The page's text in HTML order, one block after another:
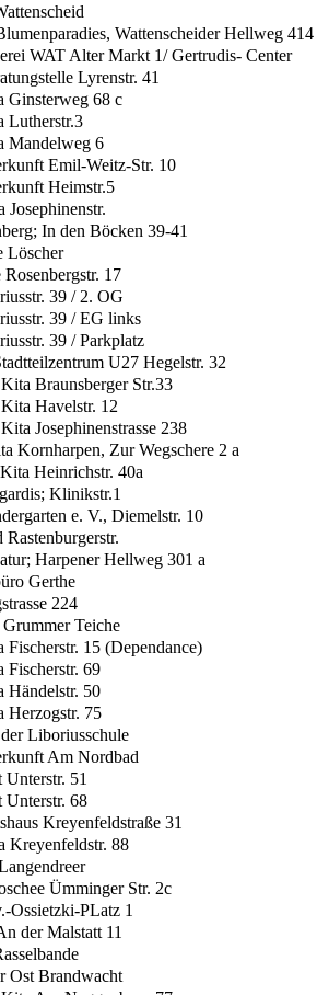
Wattenscheider Hellweg 414
WAT Alter Markt 1/ Gertrudis- Center
Lyrenstr. 41
Ginsterweg 68 c
Lutherstr.3
Mandelweg 6
Emil-Weitz-Str. 10
Heimstr.5
In den Böcken 39-41
Löscher
17
39 / 2. OG
39 / EG links
39 / Parkplatz
U27 Hegelstr. 32
Braunsberger Str.33
Havelstr. 12
Josephinenstrasse 238
Kornharpen, Zur Wegschere 2 a
Heinrichstr. 40a
Klinikstr.1
e. V., Diemelstr. 10
Harpener Hellweg 301 a
Gerthe
224
Teiche
Fischerstr. 15 (Dependance)
Fischerstr. 69
Händelstr. 50
Herzogstr. 75
Liboriusschule
Am Nordbad
51
68
Kreyenfeldstraße 31
Kreyenfeldstr. 88
Ümminger Str. 2c
Ossietzki-PLatz 1
der Malstatt 11
Ost Brandwacht